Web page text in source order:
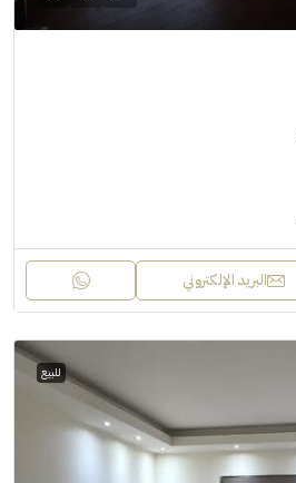
البريد الإلكتروني
للبيع